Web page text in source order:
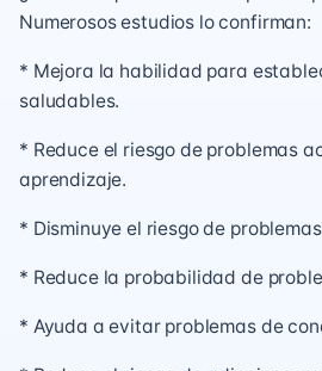
Numerosos estudios lo confirman:
* Mejora la habilidad para
saludables.
* Reduce el riesgo de problemas
aprendizaje.
* Disminuye el riesgo de
* Reduce la probabilidad de
* Ayuda a evitar problemas de